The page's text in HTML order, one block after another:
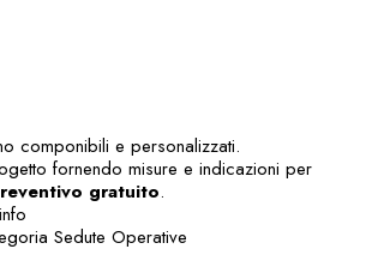
componibili e personalizzati.
fornendo misure e indicazioni per
gratuito.
Sedute Operative